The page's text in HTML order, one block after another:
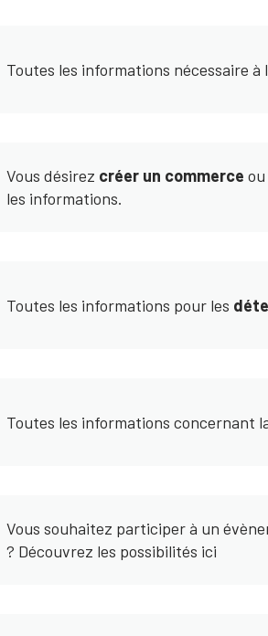
Toutes les informations nécessaire à
Vous désirez créer un commerce
les informations.
Toutes les informations pour les
Toutes les informations concernant
Vous souhaitez participer à un
? Découvrez les possibilités ici